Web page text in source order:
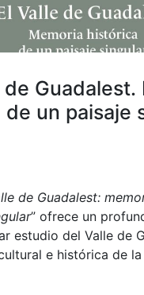
de Guadalest.
un paisaje
de Guadalest:
” ofrece un
estudio del Valle de
e histórica de la